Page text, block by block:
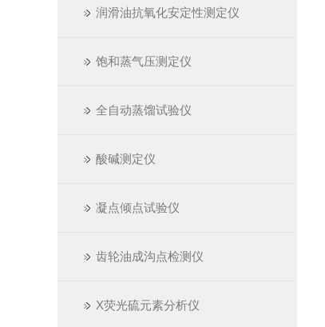
润滑油抗氧化安定性测定仪
饱和蒸气压测定仪
全自动蒸馏试验仪
酸碱测定仪
凝点倾点试验仪
齿轮油成沟点检测仪
X荧光硫元素分析仪